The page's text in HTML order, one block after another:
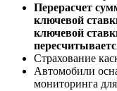
Перерасчет
ключевой
ключевой
Страхование
Автомобили
мониторинга